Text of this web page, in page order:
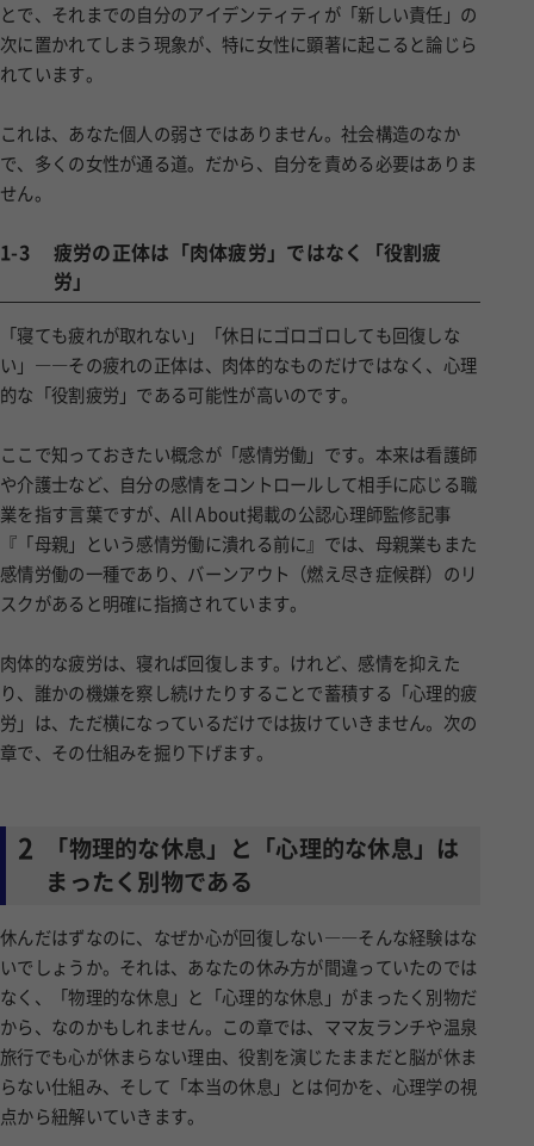
とで、それまでの自分のアイデンティティが「新しい責任」の
次に置かれてしまう現象が、特に女性に顕著に起こると論じら
れています。
これは、あなた個人の弱さではありません。社会構造のなか
で、多くの女性が通る道。だから、自分を責める必要はありま
せん。
1-3
疲労の正体は「肉体疲労」ではなく「役割疲
労」
「寝ても疲れが取れない」「休日にゴロゴロしても回復しな
い」――その疲れの正体は、肉体的なものだけではなく、心理
的な「役割疲労」である可能性が高いのです。
ここで知っておきたい概念が「感情労働」です。本来は看護師
や介護士など、自分の感情をコントロールして相手に応じる職
業を指す言葉ですが、All About掲載の公認心理師監修記事
『「母親」という感情労働に潰れる前に』では、母親業もまた
感情労働の一種であり、バーンアウト（燃え尽き症候群）のリ
スクがあると明確に指摘されています。
肉体的な疲労は、寝れば回復します。けれど、感情を抑えた
り、誰かの機嫌を察し続けたりすることで蓄積する「心理的疲
労」は、ただ横になっているだけでは抜けていきません。次の
章で、その仕組みを掘り下げます。
2
「物理的な休息」と「心理的な休息」は
まったく別物である
休んだはずなのに、なぜか心が回復しない――そんな経験はな
いでしょうか。それは、あなたの休み方が間違っていたのでは
なく、「物理的な休息」と「心理的な休息」がまったく別物だ
から、なのかもしれません。この章では、ママ友ランチや温泉
旅行でも心が休まらない理由、役割を演じたままだと脳が休ま
らない仕組み、そして「本当の休息」とは何かを、心理学の視
点から紐解いていきます。